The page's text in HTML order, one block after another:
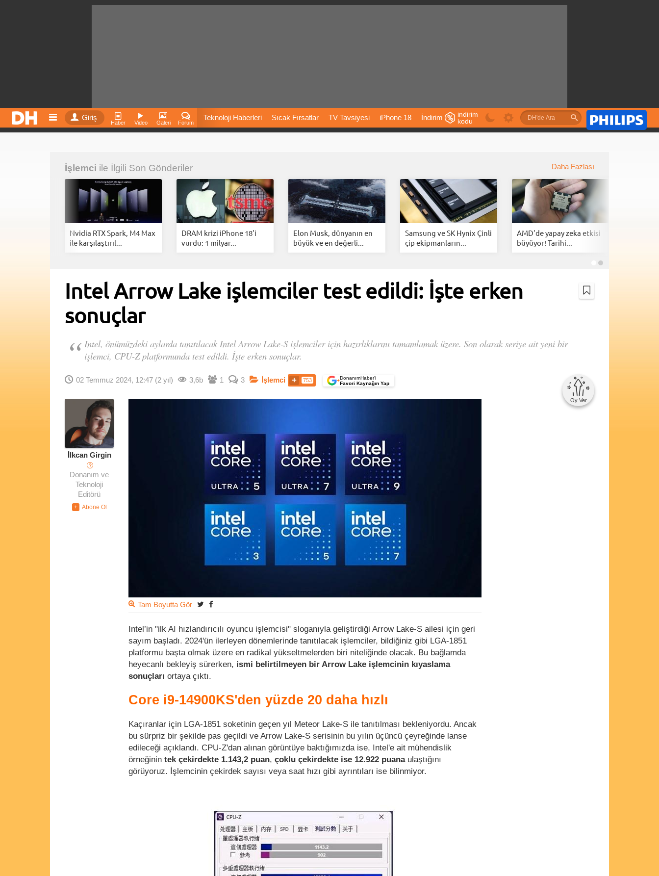
Giriş
Haber Video Galeri Forum
Teknoloji Haberleri Sıcak Fırsatlar TV Tavsiyesi iPhone 18 İndirim
İnstagram Dondurma İnstagram Çöktü Mü
indirim
kodu
İşlemci ile İlgili Son Gönderiler Daha Fazlası
Nvidia RTX Spark, M4 Max
ile karşılaştırıl...
DRAM krizi iPhone 18'i
vurdu: 1 milyar...
Elon Musk, dünyanın en
büyük ve en değerli...
Samsung ve SK Hynix Çinli
çip ekipmanların...
AMD'de yapay zeka etkisi
büyüyor! Tarihi...
Intel Arrow Lake işlemciler test edildi: İşte erken
sonuçlar
Intel, önümüzdeki aylarda tanıtılacak Intel Arrow Lake-S işlemciler için hazırlıklarını tamamlamak üzere. Son olarak seriye ait yeni bir
işlemci, CPU-Z platformunda test edildi. İşte erken sonuçlar.
02 Temmuz 2024, 12:47 (2 yıl) 3,6b 1 3 İşlemci 753 +DonanımHaber’i
Favori Kaynağın Yap
Oy Ver
İlkcan Girgin
?
Donanım ve
Teknoloji
Editörü
Tam Boyutta Gör
Intel’in "ilk AI hızlandırıcılı oyuncu işlemcisi" sloganıyla geliştirdiği Arrow Lake-S ailesi için geri
sayım başladı. 2024'ün ilerleyen dönemlerinde tanıtılacak işlemciler, bildiğiniz gibi LGA-1851
platformu başta olmak üzere en radikal yükseltmelerden biri niteliğinde olacak. Bu bağlamda
heyecanlı bekleyiş sürerken, ismi belirtilmeyen bir Arrow Lake işlemcinin kıyaslama
sonuçları ortaya çıktı.
Core i9-14900KS'den yüzde 20 daha hızlı
Kaçıranlar için LGA-1851 soketinin geçen yıl Meteor Lake-S ile tanıtılması bekleniyordu. Ancak
bu sürpriz bir şekilde pas geçildi ve Arrow Lake-S serisinin bu yılın üçüncü çeyreğinde lanse
edileceği açıklandı. CPU-Z'dan alınan görüntüye baktığımızda ise, Intel'e ait mühendislik
örneğinin tek çekirdekte 1.143,2 puan, çoklu çekirdekte ise 12.922 puanaulaştığını
görüyoruz. İşlemcinin çekirdek sayısı veya saat hızı gibi ayrıntıları ise bilinmiyor.